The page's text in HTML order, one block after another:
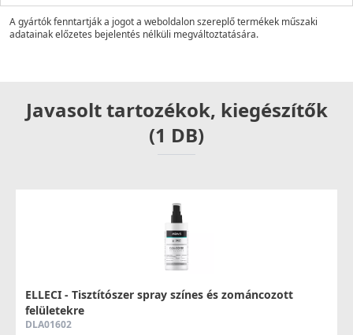
A gyártók fenntartják a jogot a weboldalon szereplő termékek műszaki
adatainak előzetes bejelentés nélküli megváltoztatására.
Javasolt tartozékok, kiegészítők
(1 DB)
ELLECI - Tisztítószer spray színes és zománcozott
felületekre
DLA01602